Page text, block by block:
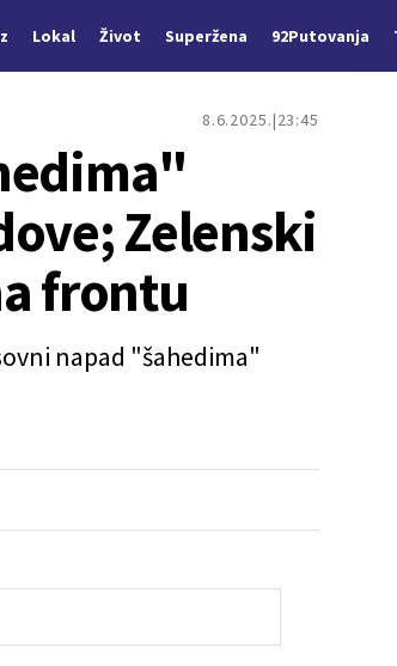
Lokal Život Superžena 92Putovanja
8.6.2025. 23:45
Zelenski
frontu
napad "šahedima"